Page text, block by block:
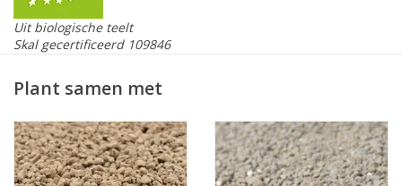
Uit biologische teelt
Skal gecertificeerd 109846
dahlia, met donkerbladig loof. De hoogte is 110 cm hoog
howard ' is geschikt als snijbloem (vanwege het gewicht
van de bloem zijn niet alle cultivars geschikt voor de vaas:
de ‘David howard' is dat wel). Dahlia 'David howard' bloeit
overvloedig en lang: vanaf de nazomer tot aan de eerste
Plant samen met